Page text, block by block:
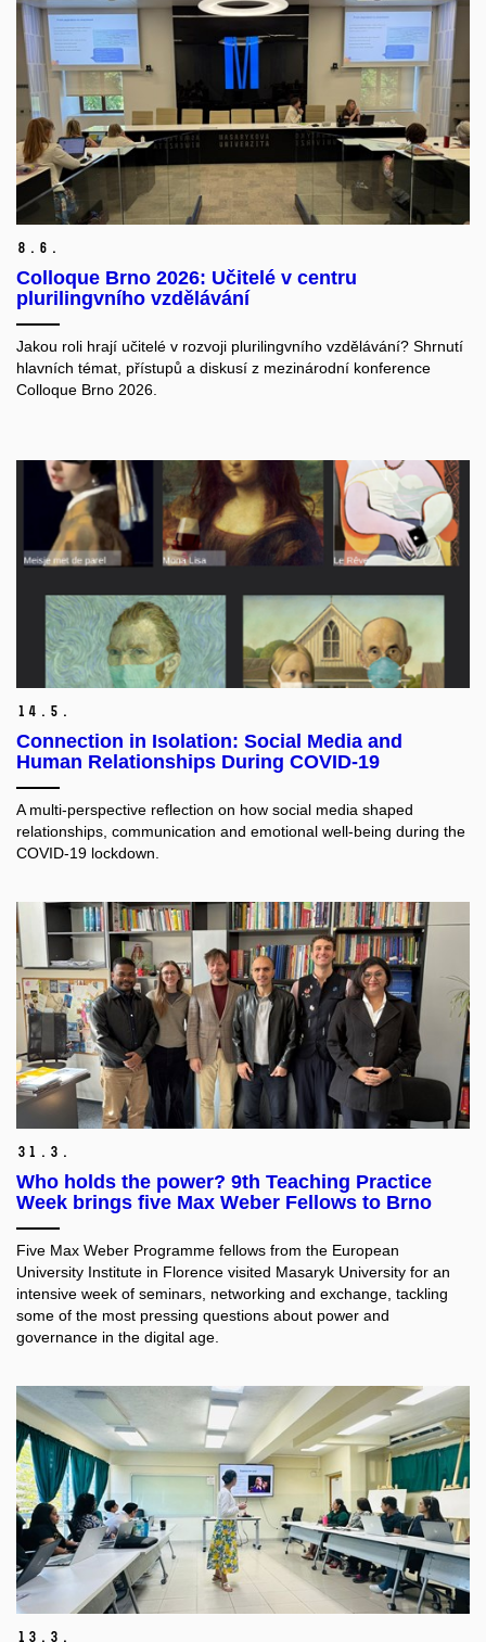
8. 6.
Colloque Brno 2026: Učitelé v centru
plurilingvního vzdělávání
Jakou roli hrají učitelé v rozvoji plurilingvního vzdělávání? Shrnutí
hlavních témat, přístupů a diskusí z mezinárodní konference
Colloque Brno 2026.
14. 5.
Connection in Isolation: Social Media and
Human Relationships During COVID-19
A multi-perspective reflection on how social media shaped
relationships, communication and emotional well-being during the
COVID-19 lockdown.
31. 3.
Who holds the power? 9th Teaching Practice
Week brings five Max Weber Fellows to Brno
Five Max Weber Programme fellows from the European
University Institute in Florence visited Masaryk University for an
intensive week of seminars, networking and exchange, tackling
some of the most pressing questions about power and
governance in the digital age.
13. 3.